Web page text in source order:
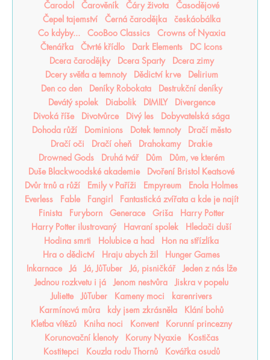
Čarodol
Čarověník Čáry života
Časodějové
Čepel tajemství
Černá čarodějka
českáobálka
Co kdyby...
CooBoo Classics
Crowns of Nyaxia
Čtenářka
Čtvrté křídlo Dark Elements
DC Icons
Dcera čarodějky
Dcera Sparty
Dcera zimy
Dcery světla a temnoty
Dědictví krve
Delirium
Den co den
Deníky Robokata
Destrukční deníky
Devátý spolek
Diabolik DIMILY
Divergence
Divoká říše
Divotvůrce Divý les
Dobyvatelská sága
Dohoda růží
Dominions Dotek temnoty
Dračí město
Dračí oči
Dračí oheň Drahokamy
Drakie
Drowned Gods
Druhá tvář Dům
Dům, ve kterém
Duše Blackwoodské akademie
Dvoření Bristol Keatsové
Dvůr trnů a růží
Emily v Paříži Empyreum
Enola Holmes
Everless
Fable Fangirl
Fantastická zvířata a kde je najít
Finista
Furyborn Generace Griša
Harry Potter
Harry Potter ilustrovaný
Havraní spolek
Hledači duší
Hodina smrti
Holubice a had
Hon na střízlíka
Hra o dědictví
Hraju abych žil
Hunger Games
Inkarnace
Já Já, JůTuber Já, pisničkář
Jeden z nás lže
Jednou rozkvetu i já
Jenom nestvůra
Jiskra v popelu
Juliette
JůTuber Kameny moci
karenrivers
Karmínová můra
kdy jsem zkrásněla
Klání bohů
Kletba vítězů
Kniha noci Konvent
Korunní princezny
Korunovační klenoty
Koruny Nyaxie
Kostičas
Kostitepci
Kouzla rodu Thornů
Kovářka osudů